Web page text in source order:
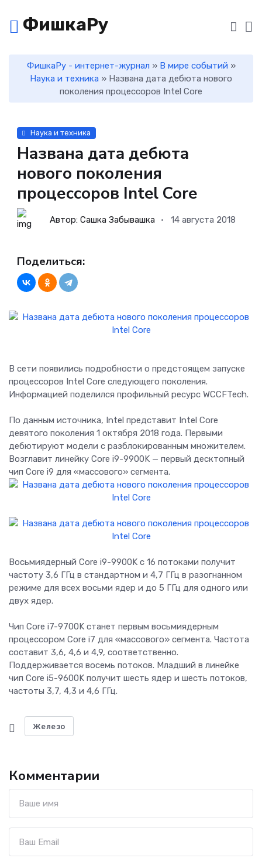
ФишкаРу
ФишкаРу - интернет-журнал » В мире событий »
Наука и техника » Названа дата дебюта нового
поколения процессоров Intel Core
Наука и техника
Названа дата дебюта
нового поколения
процессоров Intel Core
Автор: Сашка Забывашка 14 августа 2018
Поделиться:
В сети появились подробности о предстоящем запуске
процессоров Intel Core следующего поколения.
Информацией поделился профильный ресурс WCCFTech.
По данным источника, Intel представит Intel Core
девятого поколения 1 октября 2018 года. Первыми
дебютируют модели с разблокированным множителем.
Возглавит линейку Core i9-9900K — первый десктопный
чип Core i9 для «массового» сегмента.
Восьмиядерный Core i9-9900K с 16 потоками получит
частоту 3,6 ГГц в стандартном и 4,7 ГГц в разогнанном
режиме для всех восьми ядер и до 5 ГГц для одного или
двух ядер.
Чип Core i7-9700K станет первым восьмиядерным
процессором Core i7 для «массового» сегмента. Частота
составит 3,6, 4,6 и 4,9, соответственно.
Поддерживается восемь потоков. Младший в линейке
чип Core i5-9600K получит шесть ядер и шесть потоков,
частоты 3,7, 4,3 и 4,6 ГГц.
Железо
Комментарии